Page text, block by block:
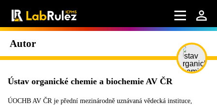
Autor
Ústav organické chemie a biochemie AV ČR
ÚOCHB AV ČR je přední mezinárodně uznávaná vědecká instituce,